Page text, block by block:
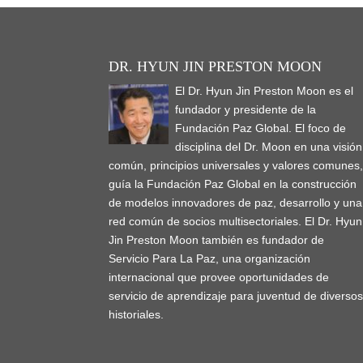
DR. HYUN JIN PRESTON MOON
El Dr. Hyun Jin Preston Moon es el
fundador y presidente de la
Fundación Paz Global. El foco de
disciplina del Dr. Moon en una visión
común, principios universales y valores comunes,
guía la Fundación Paz Global en la construcción
de modelos innovadores de paz, desarrollo y una
red común de socios multisectoriales. El Dr. Hyun
Jin Preston Moon también es fundador de
Servicio Para La Paz, una organización
internacional que provee oportunidades de
servicio de aprendizaje para juventud de diversos
historiales.